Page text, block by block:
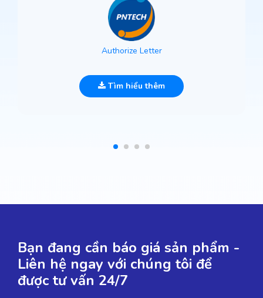
Authorize Letter
Tìm hiểu thêm
Bạn đang cần báo giá sản phẩm -
Liên hệ ngay với chúng tôi để
được tư vấn 24/7